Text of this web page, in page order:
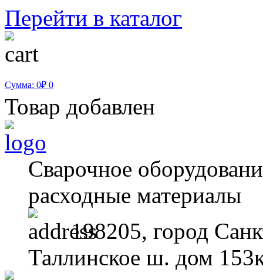
Перейти в каталог
Сумма: 0₽ 0
Товар добавлен
Сварочное
расходные материалы
198205, город
Таллинское ш. дом